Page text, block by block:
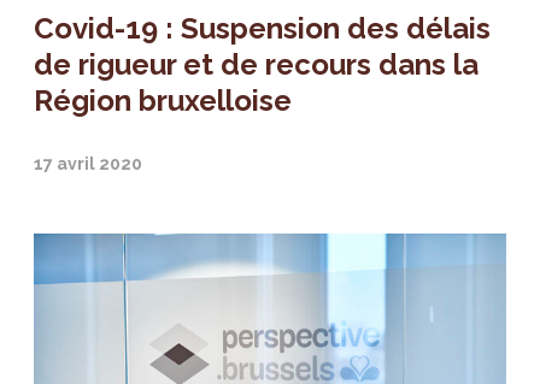
Covid-19 : Suspension des délais
de rigueur et de recours dans la
Région bruxelloise
17 avril 2020